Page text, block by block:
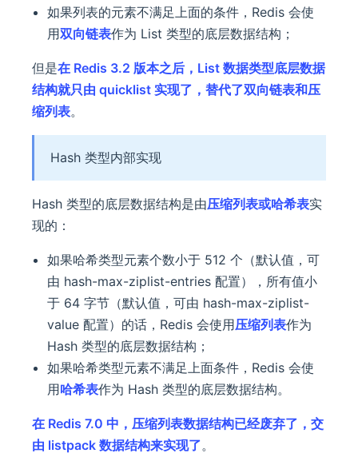
如果列表的元素不满足上面的条件，Redis 会使
用双向链表作为 List 类型的底层数据结构；
但是在 Redis 3.2 版本之后，List 数据类型底层数据
结构就只由 quicklist 实现了，替代了双向链表和压
缩列表。
Hash 类型内部实现
Hash 类型的底层数据结构是由压缩列表或哈希表实
现的：
如果哈希类型元素个数小于 512 个（默认值，可
由 hash-max-ziplist-entries 配置），所有值小
于 64 字节（默认值，可由 hash-max-ziplist-
value 配置）的话，Redis 会使用压缩列表作为
Hash 类型的底层数据结构；
如果哈希类型元素不满足上面条件，Redis 会使
用哈希表作为 Hash 类型的底层数据结构。
在 Redis 7.0 中，压缩列表数据结构已经废弃了，交
由 listpack 数据结构来实现了。